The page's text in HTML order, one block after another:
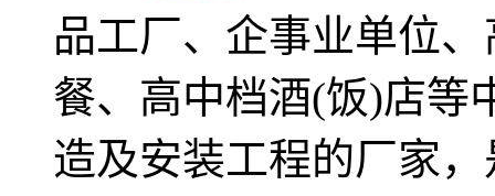
品工厂、企事业单位
餐、高中档酒(饭)店等
造及安装工程的厂家